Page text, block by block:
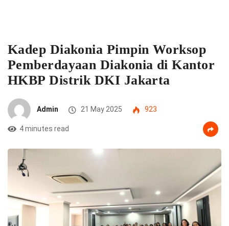
Kadep Diakonia Pimpin Worksop
Pemberdayaan Diakonia di Kantor
HKBP Distrik DKI Jakarta
Admin 21 May 2025 923
4 minutes read